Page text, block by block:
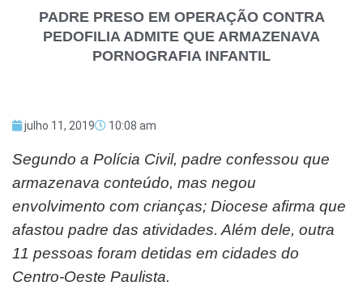
PADRE PRESO EM OPERAÇÃO CONTRA
PEDOFILIA ADMITE QUE ARMAZENAVA
PORNOGRAFIA INFANTIL
julho 11, 2019 10:08 am
Segundo a Polícia Civil, padre confessou que
armazenava conteúdo, mas negou
envolvimento com crianças; Diocese afirma que
afastou padre das atividades. Além dele, outra
11 pessoas foram detidas em cidades do
Centro-Oeste Paulista.